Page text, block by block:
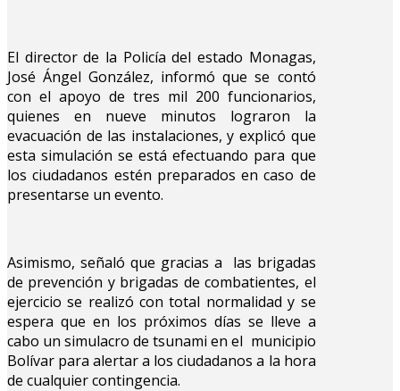
El director de la Policía del estado Monagas,
José Ángel González, informó que se contó
con el apoyo de tres mil 200 funcionarios,
quienes en nueve minutos lograron la
evacuación de las instalaciones, y explicó que
esta simulación se está efectuando para que
los ciudadanos estén preparados en caso de
presentarse un evento.
Asimismo, señaló que gracias a las brigadas
de prevención y brigadas de combatientes, el
ejercicio se realizó con total normalidad y se
espera que en los próximos días se lleve a
cabo un simulacro de tsunami en el municipio
Bolívar para alertar a los ciudadanos a la hora
de cualquier contingencia.